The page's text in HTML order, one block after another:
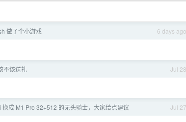
6 days ago
做了个小游戏
Jul 28
不该送礼
Jul 27
成 M1 Pro 32+512 的无头骑士，大家给点建议